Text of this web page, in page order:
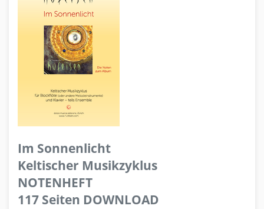
Im Sonnenlicht
Keltischer Musikzyklus
NOTENHEFT
117 Seiten DOWNLOAD